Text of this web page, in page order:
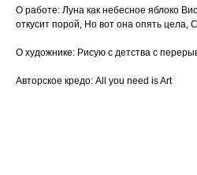
О работе: Луна как небесное яблоко
откусит порой, Но вот она опять цела,
О художнике: Рисую с детства с
Авторское кредо: All you need is Art